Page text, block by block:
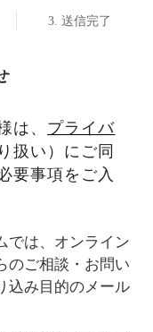
送信完了
は、 プライバ
扱い）にご同
要事項をご入
では、オンライン
のご相談・お問い
込み目的のメール